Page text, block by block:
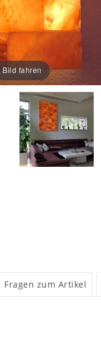
fahren
Fragen zum Artikel